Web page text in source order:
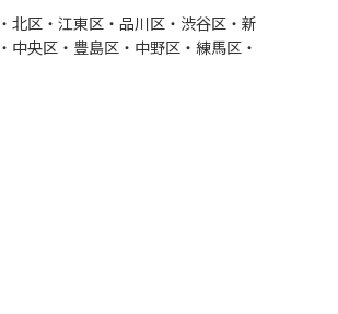
北区・江東区・品川区・渋谷区・新
央区・豊島区・中野区・練馬区・